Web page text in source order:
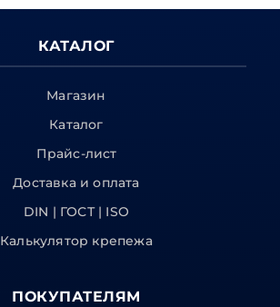
КАТАЛОГ
Магазин
Каталог
Прайс-лист
Доставка и оплата
DIN | ГОСТ | ISO
Калькулятор крепежа
ПОКУПАТЕЛЯМ